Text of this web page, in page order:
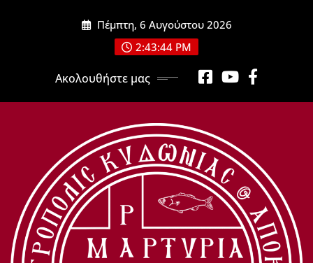
Πέμπτη, 6 Αυγούστου 2026
2:43:45 PM
Ακολουθήστε μας